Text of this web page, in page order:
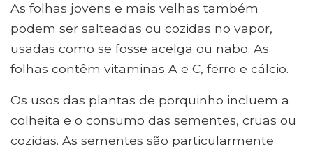
As folhas jovens e mais velhas também
podem ser salteadas ou cozidas no vapor,
usadas como se fosse acelga ou nabo. As
folhas contêm vitaminas A e C, ferro e cálcio.
Os usos das plantas de porquinho incluem a
colheita e o consumo das sementes, cruas ou
cozidas. As sementes são particularmente